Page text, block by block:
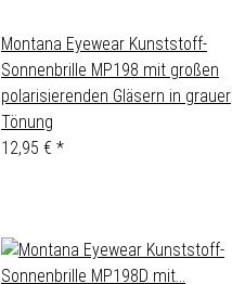
Montana Eyewear Kunststoff-
Sonnenbrille MP198 mit großen
polarisierenden Gläsern in grauer
Tönung
12,95 € *